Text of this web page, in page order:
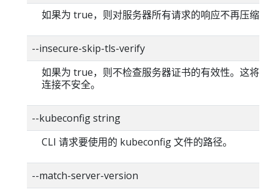
如果为 true，则对服务器所有请求的响应不再压缩。
--insecure-skip-tls-verify
如果为 true，则不检查服务器证书的有效性。这将使
连接不安全。
--kubeconfig string
CLI 请求要使用的 kubeconfig 文件的路径。
--match-server-version